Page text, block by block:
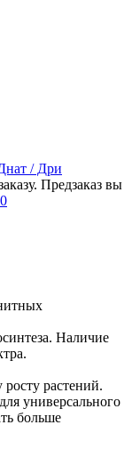
/ Дри
Предзаказ вы
Наличие
растений.
универсального
больше